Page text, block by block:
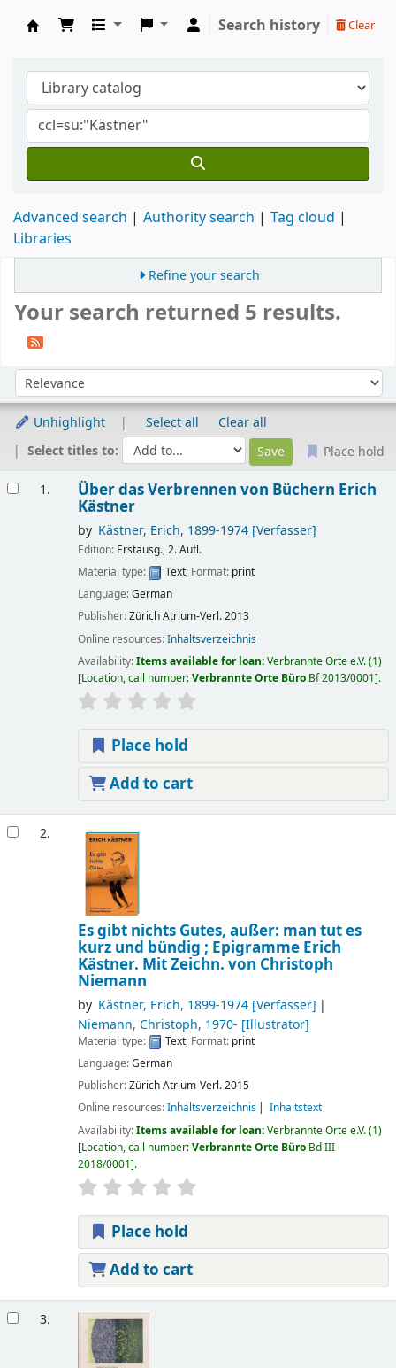
Search history Clear
Advanced search Authority search
Tag cloud
Libraries
Refine your search
Your search returned 5 results.
Sort by:
Unhighlight Select all
Clear all
Select titles to:
Place hold
1. Über das Verbrennen von Büchern Erich
Kästner
by Kästner, Erich, 1899-1974[Verfasser]
Edition: Erstausg., 2. Aufl.
Material type:
Text; Format: print
Language:German
Publisher:ZürichAtrium-Verl.2013
Online resources:Inhaltsverzeichnis
Availability:Items available for loan:Verbrannte Orte e.V.(1)
Location, call number:Verbrannte Orte Büro Bf 2013/0001 .
Place hold
Add to cart
2.
Es gibt nichts Gutes, außer: man tut es
kurz und bündig ; Epigramme Erich
Kästner. Mit Zeichn. von Christoph
Niemann
by Kästner, Erich, 1899-1974[Verfasser]
Niemann, Christoph, 1970- [Illustrator]
Material type: Text; Format: print
Language:German
Publisher:ZürichAtrium-Verl.2015
Online resources:Inhaltsverzeichnis
Inhaltstext
Availability:Items available for loan:Verbrannte Orte e.V.(1)
Location, call number:Verbrannte Orte Büro Bd III
2018/0001 .
Place hold
Add to cart
3.